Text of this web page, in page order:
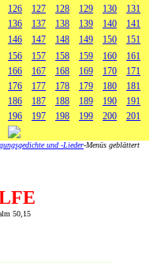
126 127 128 129 130
131
136 137 138 139 140
141
146 147 148 149 150
151
156 157 158 159 160
161
166 167 168 169 170
171
176 177 178 179 180
181
186 187 188 189 190
191
196 197 198 199 200
201
und -Lieder-Menüs geblättert
50,15